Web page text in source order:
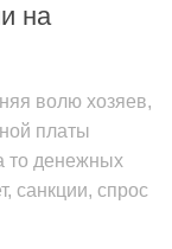
на
волю хозяев,
платы
то денежных
санкции, спрос